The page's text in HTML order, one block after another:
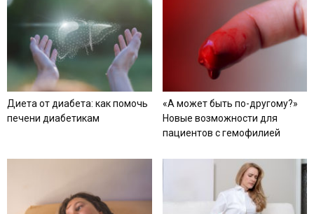
Диета от диабета: как помочь
печени диабетикам
«А может быть по-другому?»
Новые возможности для
пациентов с гемофилией